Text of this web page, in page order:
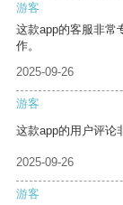
游客
这款app的客服非常
作。
2025-09-26
游客
这款app的用户评论
2025-09-26
游客